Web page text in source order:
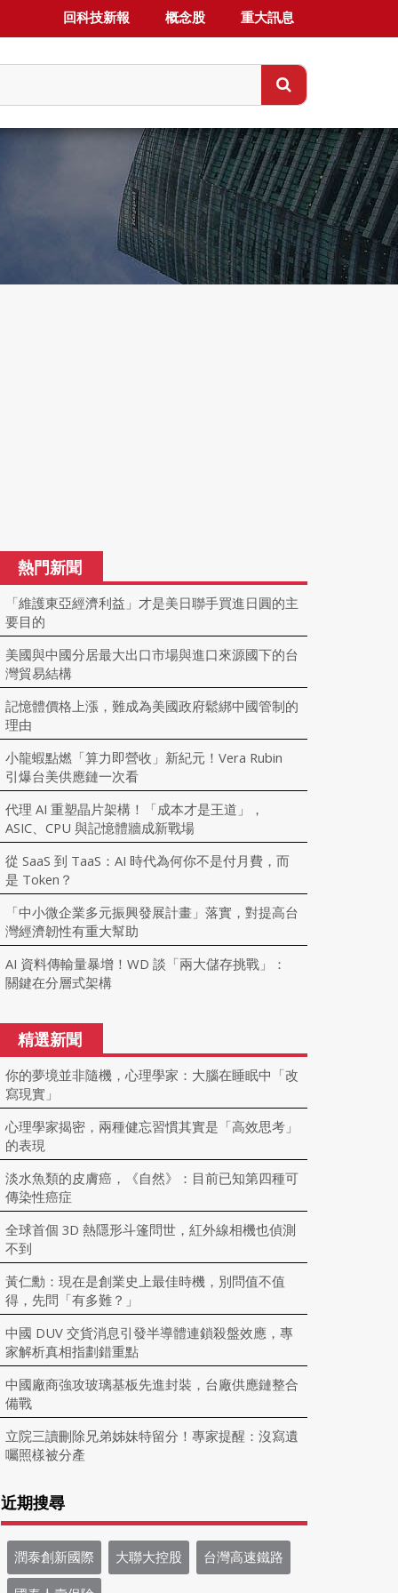
回科技新報 概念股 重大訊息
熱門新聞
「維護東亞經濟利益」才是美日聯手買進日圓的主
要目的
美國與中國分居最大出口市場與進口來源國下的台
灣貿易結構
記憶體價格上漲，難成為美國政府鬆綁中國管制的
理由
小龍蝦點燃「算力即營收」新紀元！Vera Rubin
引爆台美供應鏈一次看
代理 AI 重塑晶片架構！「成本才是王道」，
ASIC、CPU 與記憶體牆成新戰場
從 SaaS 到 TaaS：AI 時代為何你不是付月費，而
是 Token？
「中小微企業多元振興發展計畫」落實，對提高台
灣經濟韌性有重大幫助
AI 資料傳輸量暴增！WD 談「兩大儲存挑戰」：
關鍵在分層式架構
精選新聞
你的夢境並非隨機，心理學家：大腦在睡眠中「改
寫現實」
心理學家揭密，兩種健忘習慣其實是「高效思考」
的表現
淡水魚類的皮膚癌，《自然》：目前已知第四種可
傳染性癌症
全球首個 3D 熱隱形斗篷問世，紅外線相機也偵測
不到
黃仁勳：現在是創業史上最佳時機，別問值不值
得，先問「有多難？」
中國 DUV 交貨消息引發半導體連鎖殺盤效應，專
家解析真相指劃錯重點
中國廠商強攻玻璃基板先進封裝，台廠供應鏈整合
備戰
立院三讀刪除兄弟姊妹特留分！專家提醒：沒寫遺
囑照樣被分產
近期搜尋
潤泰創新國際 大聯大控股 台灣高速鐵路